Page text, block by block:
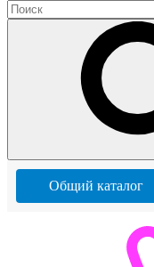
Общий каталог